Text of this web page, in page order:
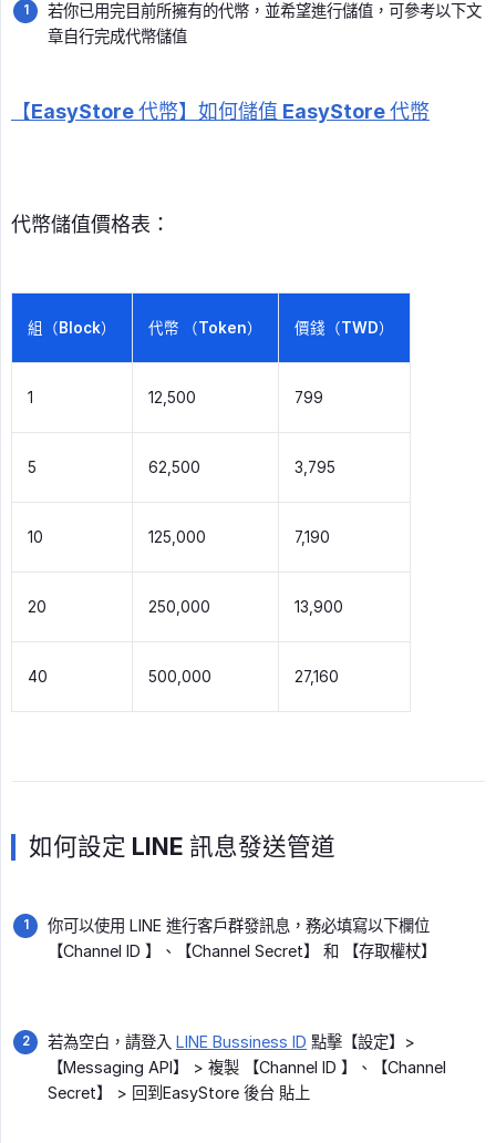
若你已用完目前所擁有的代幣，並希望進行儲值，可參考以下文
章自行完成代幣儲值
【EasyStore 代幣】如何儲值 EasyStore 代幣
代幣儲值價格表：
組（Block） 代幣 （Token） 價錢（TWD）
1 12,500 799
5 62,500 3,795
10 125,000 7,190
20 250,000 13,900
40 500,000 27,160
如何設定 LINE 訊息發送管道
你可以使用 LINE 進行客戶群發訊息，務必填寫以下欄位
【Channel ID 】、【Channel Secret】 和 【存取權杖】
若為空白，請登入 LINE Bussiness ID 點擊【設定】>
【Messaging API】 > 複製 【Channel ID 】、【Channel
Secret】 > 回到EasyStore 後台 貼上